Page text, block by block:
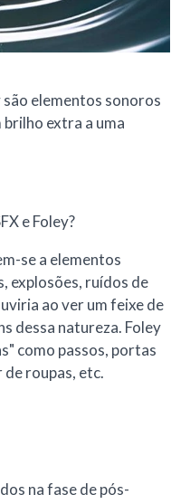
elementos sonoros
extra a uma
e Foley?
se a elementos
explosões, ruídos de
ao ver um feixe de
dessa natureza. Foley
como passos, portas
roupas, etc.
na fase de pós-